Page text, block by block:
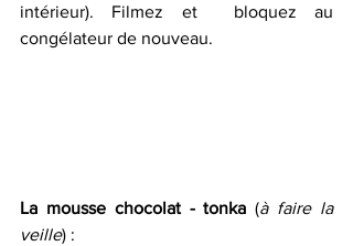
intérieur). Filmez et  bloquez au
congélateur de nouveau.
La mousse chocolat - tonka (à faire la
veille) :